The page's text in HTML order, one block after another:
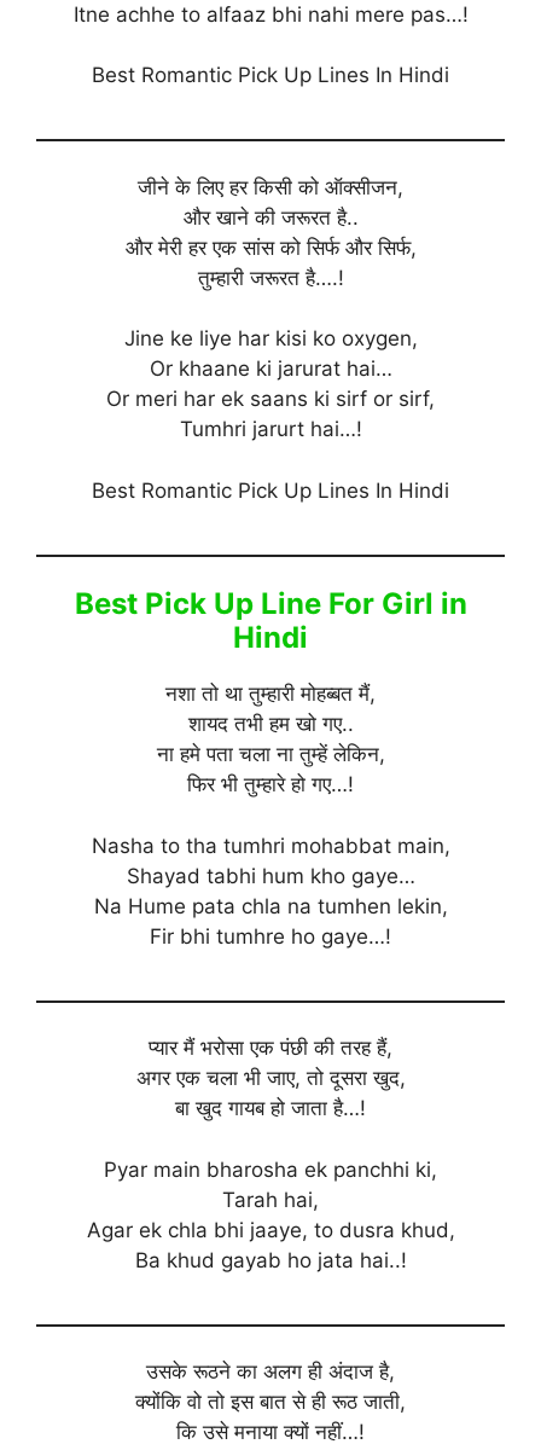
Itne achhe to alfaaz bhi nahi mere pas…!
Best Romantic Pick Up Lines In Hindi
जीने के लिए हर किसी को ऑक्सीजन,
और खाने की जरूरत है..
और मेरी हर एक सांस को सिर्फ और सिर्फ,
तुम्हारी जरूरत है….!
Jine ke liye har kisi ko oxygen,
Or khaane ki jarurat hai…
Or meri har ek saans ki sirf or sirf,
Tumhri jarurt hai…!
Best Romantic Pick Up Lines In Hindi
Best Pick Up Line For Girl in
Hindi
नशा तो था तुम्हारी मोहब्बत मैं,
शायद तभी हम खो गए..
ना हमे पता चला ना तुम्हें लेकिन,
फिर भी तुम्हारे हो गए…!
Nasha to tha tumhri mohabbat main,
Shayad tabhi hum kho gaye…
Na Hume pata chla na tumhen lekin,
Fir bhi tumhre ho gaye…!
प्यार मैं भरोसा एक पंछी की तरह हैं,
अगर एक चला भी जाए, तो दूसरा खुद,
बा खुद गायब हो जाता है…!
Pyar main bharosha ek panchhi ki,
Tarah hai,
Agar ek chla bhi jaaye, to dusra khud,
Ba khud gayab ho jata hai..!
उसके रूठने का अलग ही अंदाज है,
क्योंकि वो तो इस बात से ही रूठ जाती,
कि उसे मनाया क्यों नहीं…!